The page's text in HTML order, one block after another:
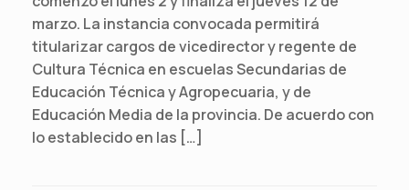
marzo. La instancia convocada permitirá
titularizar cargos de vicedirector y regente de
Cultura Técnica en escuelas Secundarias de
Educación Técnica y Agropecuaria, y de
Educación Media de la provincia. De acuerdo con
lo establecido en las […]